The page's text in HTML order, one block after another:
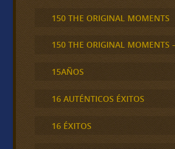
150 THE ORIGINAL MOMENTS
150 THE ORIGINAL MOMENTS
15AÑOS
16 AUTÉNTICOS ÉXITOS
16 ÉXITOS